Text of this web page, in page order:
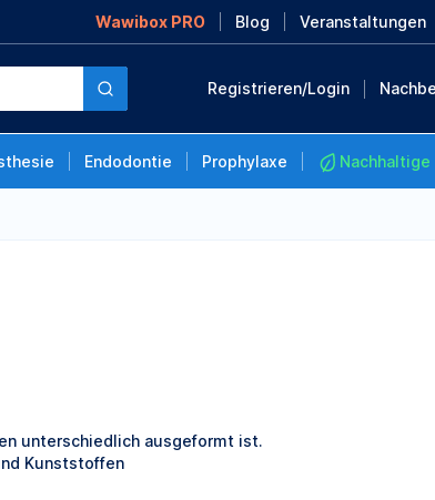
Wawibox PRO Blog Veranstaltungen
Registrieren/Login
Endodontie Prophylaxe
unterschiedlich ausgeformt ist.
Kunststoffen